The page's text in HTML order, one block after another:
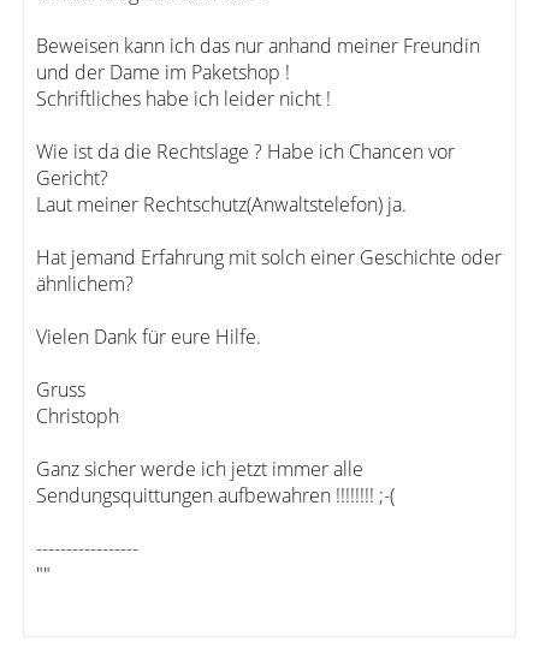
Beweisen kann ich das nur anhand meiner Freundin
und der Dame im Paketshop !
Schriftliches habe ich leider nicht !
Wie ist da die Rechtslage ? Habe ich Chancen vor
Gericht?
Laut meiner Rechtschutz(Anwaltstelefon) ja.
Hat jemand Erfahrung mit solch einer Geschichte oder
ähnlichem?
Vielen Dank für eure Hilfe.
Gruss
Christoph
Ganz sicher werde ich jetzt immer alle
Sendungsquittungen aufbewahren !!!!!!!! ;-(
-----------------
""